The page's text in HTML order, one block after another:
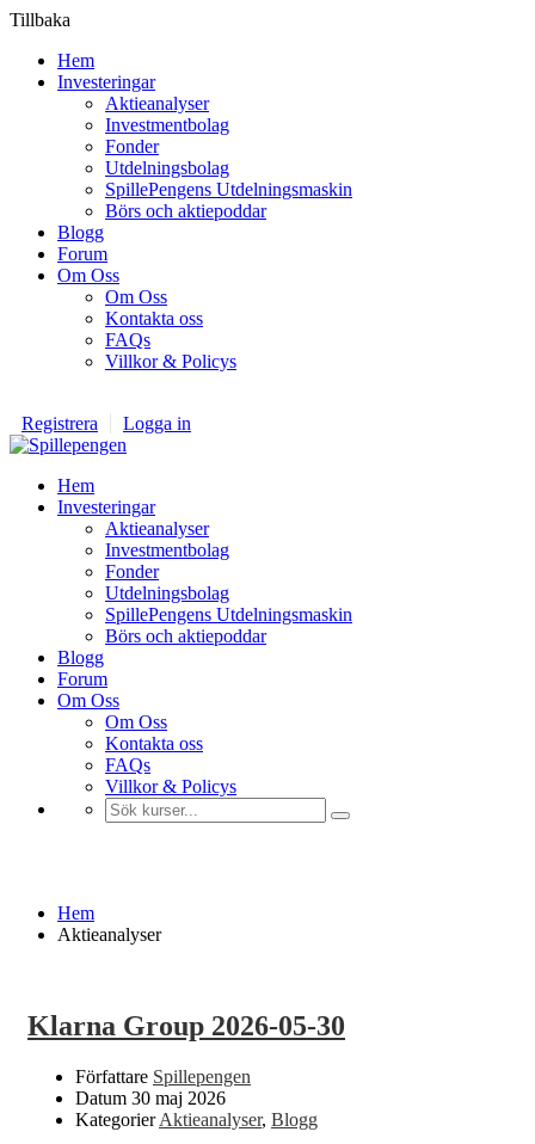
Tillbaka
Hem
Investeringar
Aktieanalyser
Investmentbolag
Fonder
Utdelningsbolag
SpillePengens Utdelningsmaskin
Börs och aktiepoddar
Blogg
Forum
Om Oss
Om Oss
Kontakta oss
FAQs
Villkor & Policys
Registrera Logga in
Hem
Investeringar
Aktieanalyser
Investmentbolag
Fonder
Utdelningsbolag
SpillePengens Utdelningsmaskin
Börs och aktiepoddar
Blogg
Forum
Om Oss
Om Oss
Kontakta oss
FAQs
Villkor & Policys
Hem
Aktieanalyser
Klarna Group 2026-05-30
Författare Spillepengen
Datum 30 maj 2026
Kategorier Aktieanalyser, Blogg